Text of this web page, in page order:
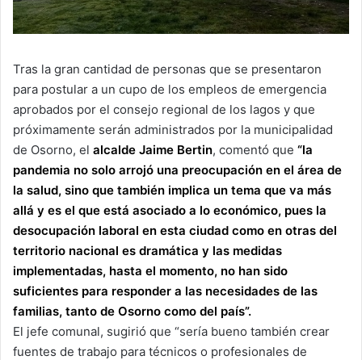
Tras la gran cantidad de personas que se presentaron
para postular a un cupo de los empleos de emergencia
aprobados por el consejo regional de los lagos y que
próximamente serán administrados por la municipalidad
de Osorno, el alcalde Jaime Bertin, comentó que “la
pandemia no solo arrojó una preocupación en el área de
la salud, sino que también implica un tema que va más
allá y es el que está asociado a lo económico, pues la
desocupación laboral en esta ciudad como en otras del
territorio nacional es dramática y las medidas
implementadas, hasta el momento, no han sido
suficientes para responder a las necesidades de las
familias, tanto de Osorno como del país”.
El jefe comunal, sugirió que “sería bueno también crear
fuentes de trabajo para técnicos o profesionales de